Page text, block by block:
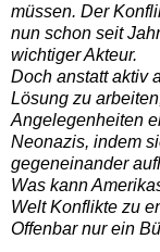
müssen. Der
nun schon seit
wichtiger Akteur.
Doch anstatt aktiv
Lösung zu
Angelegenheiten
Neonazis, indem
gegeneinander
Was kann
Welt Konflikte zu
Offenbar nur ein